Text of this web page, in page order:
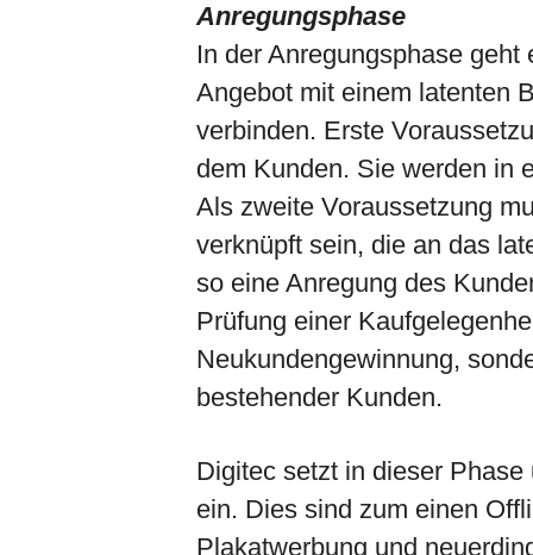
Anregungsphase
In der Anregungsphase
Angebot mit einem latenten
verbinden. Erste
dem Kunden. Sie werden in
Als zweite Voraussetzung
verknüpft sein, die an das
so eine Anregung des
Prüfung einer
Neukundengewinnung,
bestehender Kunden.
Digitec setzt in dieser
ein. Dies sind zum einen
Plakatwerbung und